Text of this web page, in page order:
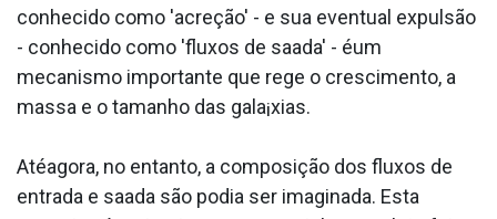
conhecido como 'acreção' - e sua eventual expulsão
- conhecido como 'fluxos de saa­da' - éum
mecanismo importante que rege o crescimento, a
massa e o tamanho das gala¡xias.
Atéagora, no entanto, a composição dos fluxos de
entrada e saa­da são podia ser imaginada. Esta